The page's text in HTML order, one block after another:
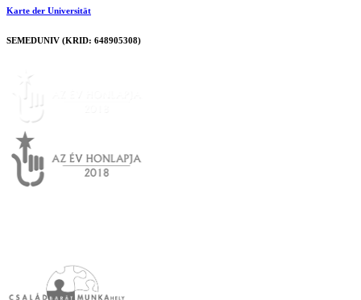
Karte der Universität
SEMEDUNIV (KRID: 648905308)